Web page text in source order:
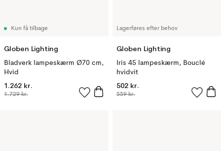
Kun få tilbage
Globen Lighting
Bladverk lampeskærm Ø70 cm,
Hvid
1.262 kr.
1.729 kr.
Lagerføres efter behov
Globen Lighting
Iris 45 lampeskærm, Bouclé
hvidvit
502 kr.
559 kr.